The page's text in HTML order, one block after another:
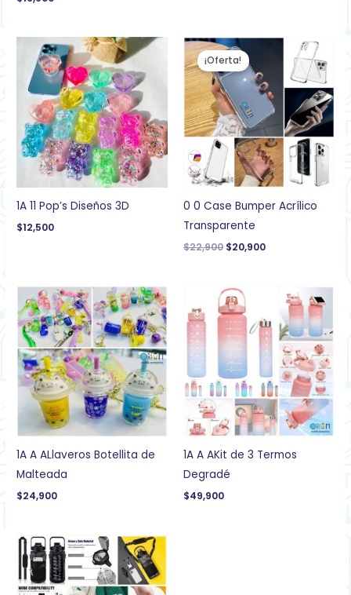
1A 11 Pop’s Diseños 3D
$12,500
¡Oferta!
0 0 Case Bumper Acrílico
Transparente
$22,900
El
precio
original
era:
$22,900.
$20,900
El
precio
actual
es:
$20,900.
1A A ALlaveros Botellita de
Malteada
$24,900
1A A AKit de 3 Termos
Degradé
$49,900